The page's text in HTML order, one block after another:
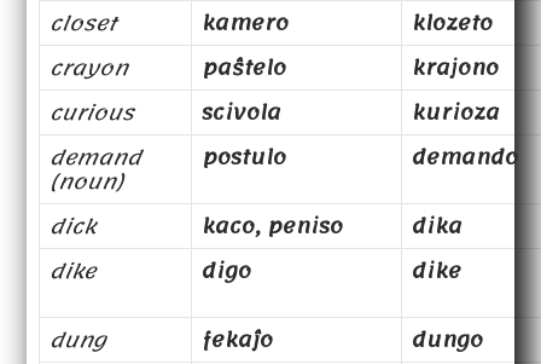
closet
kamero
klozeto
crayon
paŝtelo
krajono
curious
scivola
kurioza
demand
(noun)
postulo
demando
dick
kaco, peniso
dika
dike
digo
dike
dung
fekaĵo
dungo